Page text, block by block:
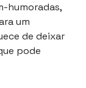
humoradas,
um
de deixar
pode